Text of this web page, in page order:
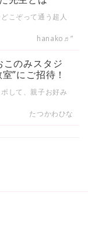
こぞって通う超人
hanako♬”
このみスタジ
”にご招待！
して、親子お好み
たつかわひな